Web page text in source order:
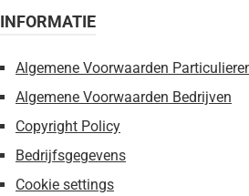
INFORMATIE
Algemene Voorwaarden
Algemene Voorwaarden Bedrijven
Copyright Policy
Bedrijfsgegevens
Cookie settings